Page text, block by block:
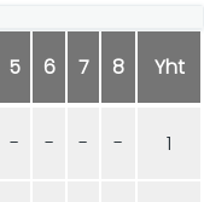
5 6 7 8 Yht
- - - - 1